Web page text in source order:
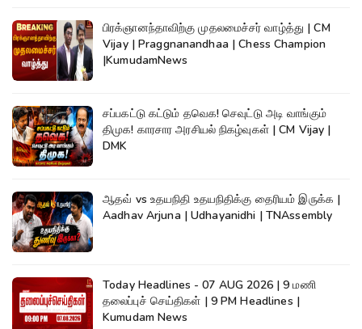
பிரக்ஞானந்தாவிற்கு முதலமைச்சர் வாழ்த்து | CM
Vijay | Praggnanandhaa | Chess Champion
|KumudamNews
சப்பகட்டு கட்டும் தவெக! செவுட்டு அடி வாங்கும்
திமுக! காரசார அரசியல் நிகழ்வுகள் | CM Vijay |
DMK
ஆதவ் vs உதயநிதி உதயநிதிக்கு தைரியம் இருக்க |
Aadhav Arjuna | Udhayanidhi | TNAssembly
Today Headlines - 07 AUG 2026 | 9 மணி
தலைப்புச் செய்திகள் | 9 PM Headlines |
Kumudam News